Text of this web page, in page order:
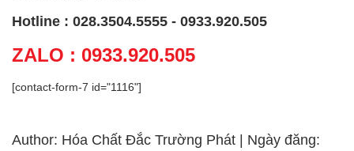
Hotline : 028.3504.5555 - 0933.920.505
ZALO : 0933.920.505
[contact-form-7 id="1116"]
Author: Hóa Chất Đắc Trường Phát | Ngày đăng: